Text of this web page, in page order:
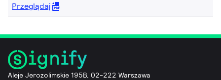
Przeglądaj
Aleje Jerozolimskie 195B, 02-222 Warszawa